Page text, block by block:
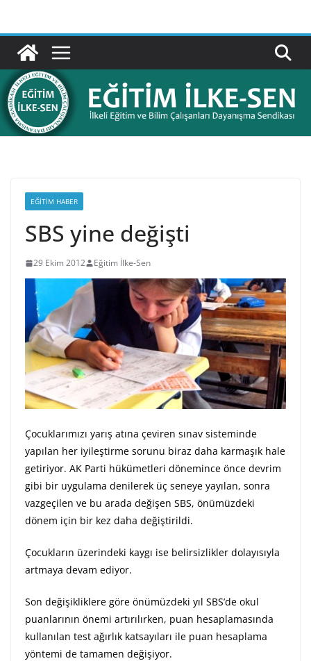
content
EĞITIM HABER
SBS yine değişti
29 Ekim 2012 Eğitim İlke-Sen
Çocuklarımızı yarış atına çeviren sınav sisteminde
yapılan her iyileştirme sorunu biraz daha karmaşık hale
getiriyor. AK Parti hükümetleri dönemince önce devrim
gibi bir uygulama denilerek üç seneye yayılan, sonra
vazgeçilen ve bu arada değişen SBS, önümüzdeki
dönem için bir kez daha değiştirildi.
Çocukların üzerindeki kaygı ise belirsizlikler dolayısıyla
artmaya devam ediyor.
Son değişikliklere göre önümüzdeki yıl SBS’de okul
puanlarının önemi artırılırken, puan hesaplamasında
kullanılan test ağırlık katsayıları ile puan hesaplama
yöntemi de tamamen değişiyor.